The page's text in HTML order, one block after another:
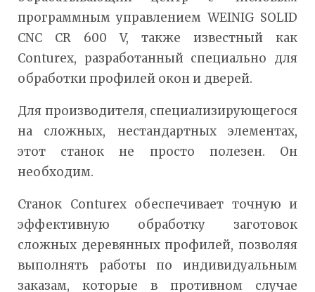
программным управлением WEINIG SOLID
CNC CR 600 V, также известный как
Conturex, разработанный специально для
обработки профилей окон и дверей.
Для производителя, специализирующегося
на сложных, нестандартных элементах,
этот станок не просто полезен. Он
необходим.
Станок Conturex обеспечивает точную и
эффективную обработку заготовок
сложных деревянных профилей, позволяя
выполнять работы по индивидуальным
заказам, которые в противном случае